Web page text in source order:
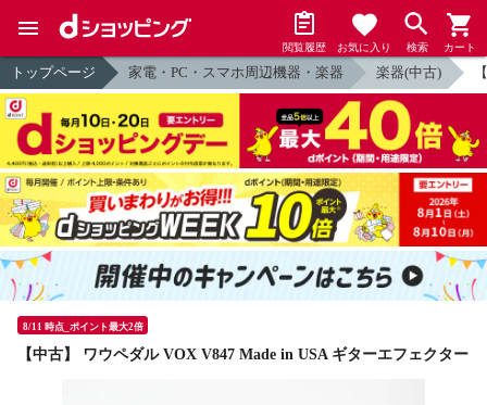
閲覧履歴 お気に入り 検索 カート
トップページ 家電・PC・スマホ周辺機器・楽器 楽器(中古)
8/11 時点_ポイント最大2倍
【中古】 ワウペダル VOX V847 Made in USA ギターエフェクター